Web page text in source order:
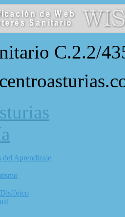
C.2.2/
del Aprendizaje